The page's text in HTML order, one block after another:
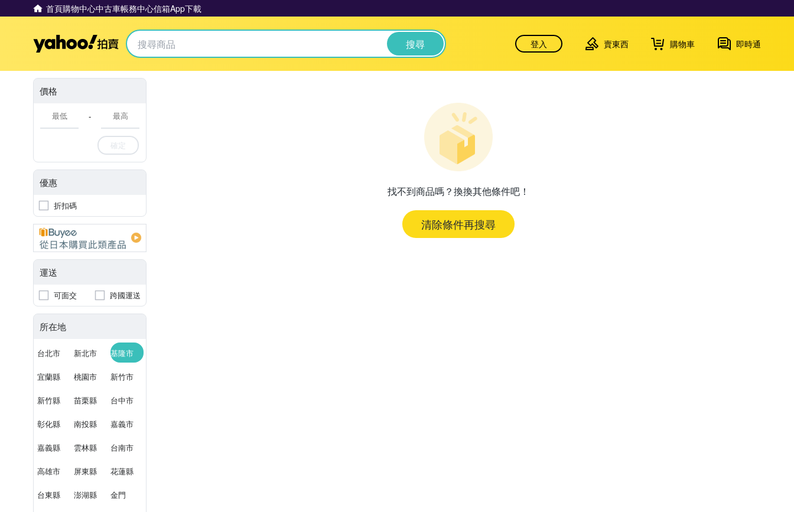
首頁購物中心中古車帳務中心信箱App下載
Yahoo拍賣 搜尋 登入 賣東西 購物車 即時通
價格
-
確定
優惠
折扣碼
運送
可面交 跨國運送
所在地
台北市 新北市 基隆市
宜蘭縣 桃園市 新竹市
新竹縣 苗栗縣 台中市
彰化縣 南投縣 嘉義市
嘉義縣 雲林縣 台南市
高雄市 屏東縣 花蓮縣
台東縣 澎湖縣 金門
找不到商品嗎？換換其他條件吧！
清除條件再搜尋